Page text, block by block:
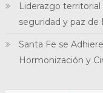
Liderazgo territorial
seguridad y paz de
Santa Fe se
Hormonización y